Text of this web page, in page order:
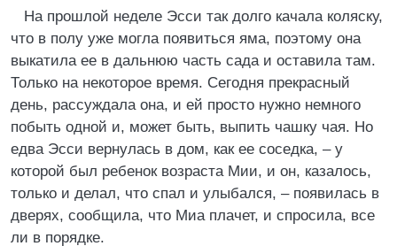
На прошлой неделе Эсси так долго качала коляску,
что в полу уже могла появиться яма, поэтому она
выкатила ее в дальнюю часть сада и оставила там.
Только на некоторое время. Сегодня прекрасный
день, рассуждала она, и ей просто нужно немного
побыть одной и, может быть, выпить чашку чая. Но
едва Эсси вернулась в дом, как ее соседка, – у
которой был ребенок возраста Мии, и он, казалось,
только и делал, что спал и улыбался, – появилась в
дверях, сообщила, что Миа плачет, и спросила, все
ли в порядке.